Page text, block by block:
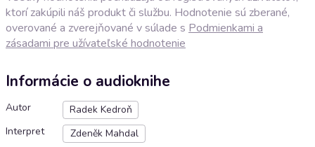
ktorí zakúpili náš produkt či službu. Hodnotenie sú zberané,
overované a zverejňované v súlade s Podmienkami a
zásadami pre užívateľské hodnotenie
Informácie o audioknihe
Autor
Radek Kedroň
Interpret
Zdeněk Mahdal